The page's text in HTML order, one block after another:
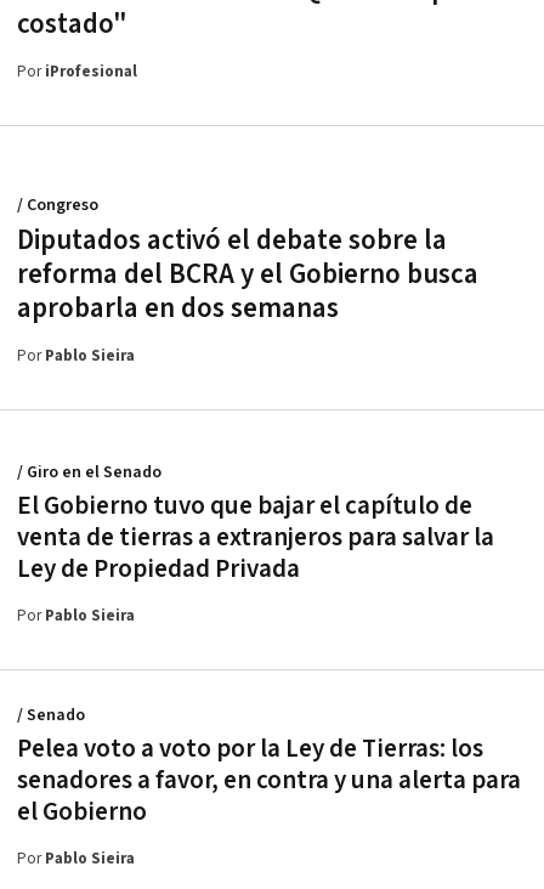
costado"
PoriProfesional
Diputados activó el debate sobre la
reforma del BCRA y el Gobierno busca
aprobarla en dos semanas
/ Congreso
PorPablo Sieira
El Gobierno tuvo que bajar el capítulo de
venta de tierras a extranjeros para salvar la
Ley de Propiedad Privada
/ Giro en el Senado
PorPablo Sieira
Pelea voto a voto por la Ley de Tierras: los
senadores a favor, en contra y una alerta para
el Gobierno
/ Senado
PorPablo Sieira